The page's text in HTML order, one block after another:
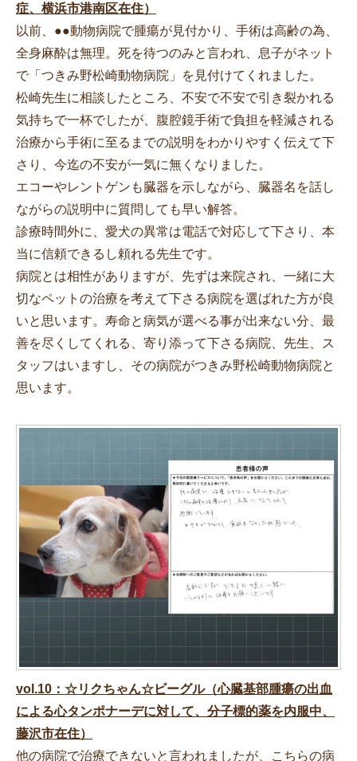
症、横浜市港南区在住）
以前、●●動物病院で腫瘍が見付かり、手術は高齢の為、
全身麻酔は無理。死を待つのみと言われ、息子がネット
で「つきみ野松崎動物病院」を見付けてくれました。
松崎先生に相談したところ、不安で不安で引き裂かれる
気持ちで一杯でしたが、腹腔鏡手術で負担を軽減される
治療から手術に至るまでの説明をわかりやすく伝えて下
さり、今迄の不安が一気に無くなりました。
エコーやレントゲンも臓器を示しながら、臓器名を話し
ながらの説明中に質問しても早い解答。
診療時間外に、愛犬の異常は電話で対応して下さり、本
当に信頼できるし頼れる先生です。
病院とは相性がありますが、先ずは来院され、一緒に大
切なペットの治療を考えて下さる病院を選ばれた方が良
いと思います。寿命と病気が選べる事が出来ない分、最
善を尽くしてくれる、寄り添って下さる病院、先生、ス
タッフはいますし、その病院がつきみ野松崎動物病院と
思います。
vol.10：☆リクちゃん☆ビーグル（心臓基部腫瘍の出血
による心タンポナーデに対して、分子標的薬を内服中、
藤沢市在住）
他の病院で治療できないと言われましたが、こちらの病